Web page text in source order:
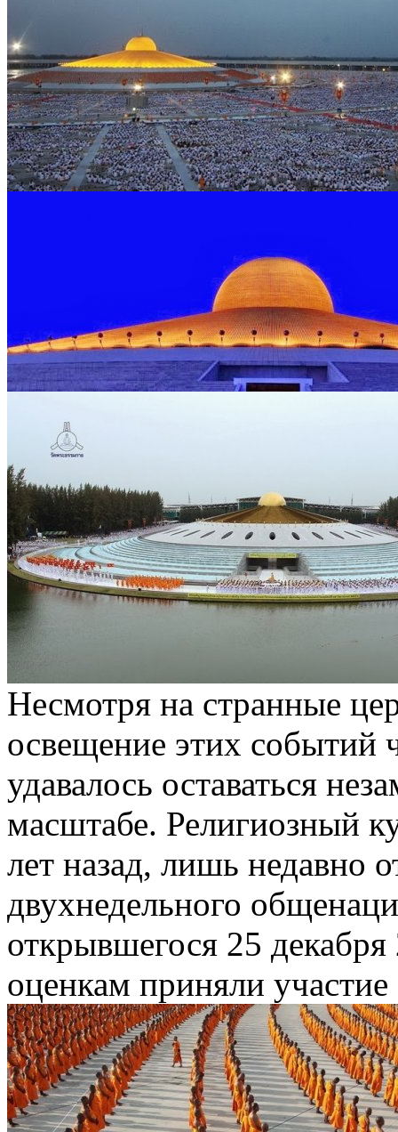
Несмотря на странные
освещение этих событий
удавалось оставаться
масштабе. Религиозный
лет назад, лишь недавно
двухнедельного
открывшегося 25
оценкам приняли